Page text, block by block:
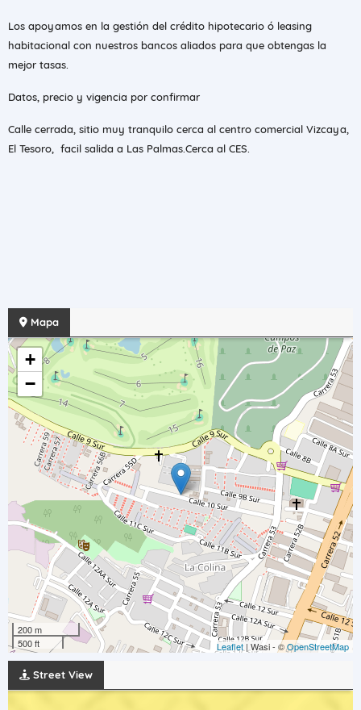
Los apoyamos en la gestión del crédito hipotecario ó leasing
habitacional con nuestros bancos aliados para que obtengas la
mejor tasas.
Datos, precio y vigencia por confirmar
Calle cerrada, sitio muy tranquilo cerca al centro comercial Vizcaya,
El Tesoro, facil salida a Las Palmas.Cerca al CES.
Mapa
+
−
200 m
500 ft
Leaflet | Wasi - ©OpenStreetMap
Street View